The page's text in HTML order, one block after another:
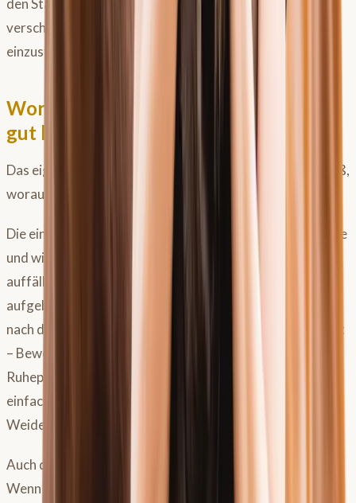
den Start um ein bis zwei Wochen nach hinten zu
verschieben – und dann mit etwas größeren Schritten
einzusteigen.
Woran erkennst du, ob das Anweiden
gut läuft?
Das eigene Pferd ist der beste Indikator – wenn man weiß,
worauf man achten muss.
Die einfachsten Zeichen: Das Pferd kommt von der Weide
und wirkt träge, schleppt sich neben dir her oder rülpst
auffällig. Das deutet auf eine Überfressung hin. Ein
aufgeblähtes, unruhiges oder schmerzgeplagtes Pferd
nach dem Weidegang braucht sofortige Aufmerksamkeit
– Bewegung und im Zweifel den Tierarzt. Wer den
Ruhepuls seines Pferdes kennt, kann vorher und nachher
einfach messen: ein deutlicher Anstieg nach dem
Weidegang ist ein früher Hinweis auf Unwohlsein.
Auch die
Wenn der Kot nach dem Weidegang auffällig flüssig und